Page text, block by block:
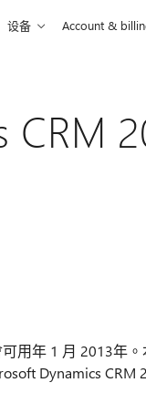
设备 Account &
用年 1 月 2013年
Dynamics CRM